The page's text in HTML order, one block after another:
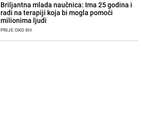
Briljantna mlada naučnica: Ima 25 godina i
radi na terapiji koja bi mogla pomoći
milionima ljudi
PRIJE OKO 8H